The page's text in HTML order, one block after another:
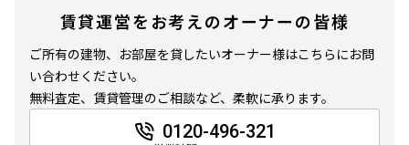
賃貸運営をお考えのオーナーの皆様
ご所有の建物、お部屋を貸したいオーナー様はこちらにお問
い合わせください。
無料査定、賃貸管理のご相談など、柔軟に承ります。
0120-496-321